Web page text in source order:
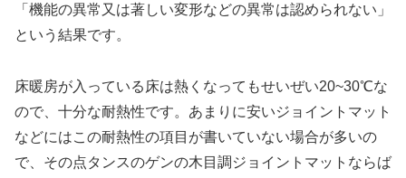
「機能の異常又は著しい変形などの異常は認められない」
という結果です。
床暖房が入っている床は熱くなってもせいぜい20~30℃な
ので、十分な耐熱性です。あまりに安いジョイントマット
などにはこの耐熱性の項目が書いていない場合が多いの
で、その点タンスのゲンの木目調ジョイントマットならば